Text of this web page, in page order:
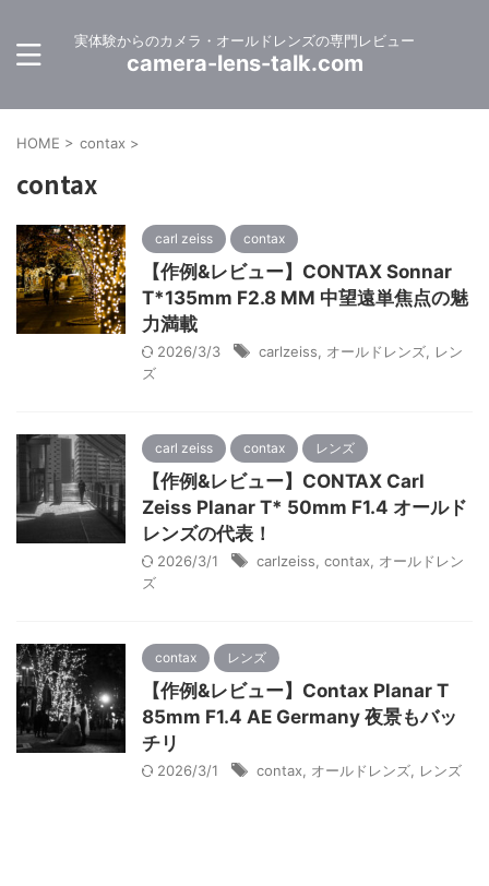
実体験からのカメラ・オールドレンズの専門レビュー
camera-lens-talk.com
HOME > contax >
contax
carl zeiss contax
【作例&レビュー】CONTAX Sonnar
T*135mm F2.8 MM 中望遠単焦点の魅
力満載
2026/3/3 carlzeiss オールドレンズ
レン
ズ
carl zeiss contax レンズ
【作例&レビュー】CONTAX Carl
Zeiss Planar T* 50mm F1.4 オールド
レンズの代表！
2026/3/1 carlzeiss contax
オールドレン
ズ
contax レンズ
【作例&レビュー】Contax Planar T
85mm F1.4 AE Germany 夜景もバッ
チリ
2026/3/1 contax オールドレンズ レンズ